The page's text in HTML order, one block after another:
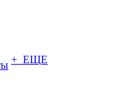
+ ЕЩЕ